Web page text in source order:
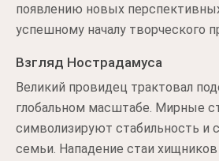
появлению новых
успешному началу творческого
Взгляд Нострадамуса
Великий провидец трактовал
глобальном масштабе. Мирные
символизируют стабильность и
семьи. Нападение стаи